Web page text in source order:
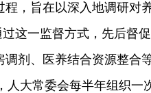
，旨在以深入地调研对
这一监督方式，先后督促
剂、医养结合资源整合
人大常委会每半年组织一